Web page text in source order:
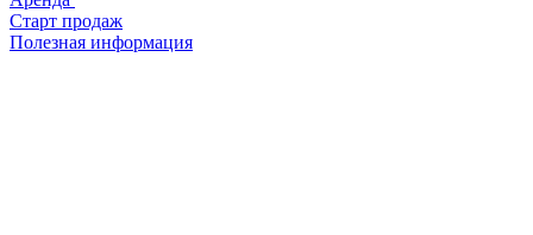
Старт продаж
Полезная информация